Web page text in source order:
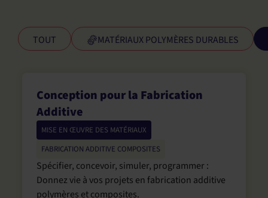
MATÉRIAUX POLYMÈRES DURABLES
TOUT
Conception pour la Fabrication
Additive
MISE EN ŒUVRE DES MATÉRIAUX
FABRICATION ADDITIVE COMPOSITES
Spécifier, concevoir, simuler, programmer :
Donnez vie à vos projets en fabrication additive
polymères et composites.